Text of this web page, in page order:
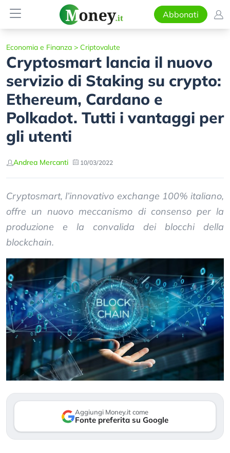
Abbonati
Economia e Finanza > Criptovalute
Cryptosmart lancia il nuovo
servizio di Staking su crypto:
Ethereum, Cardano e
Polkadot. Tutti i vantaggi per
gli utenti
Andrea Mercanti 10/03/2022
Cryptosmart, l’innovativo exchange 100% italiano,
offre un nuovo meccanismo di consenso per la
produzione e la convalida dei blocchi della
blockchain.
Aggiungi Money.it come
Fonte preferita su Google